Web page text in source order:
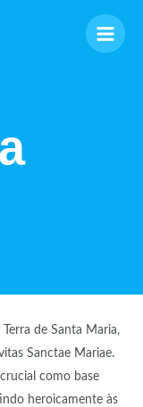
Main
de Santa Maria,
Sanctae Mariae.
como base
heroicamente às